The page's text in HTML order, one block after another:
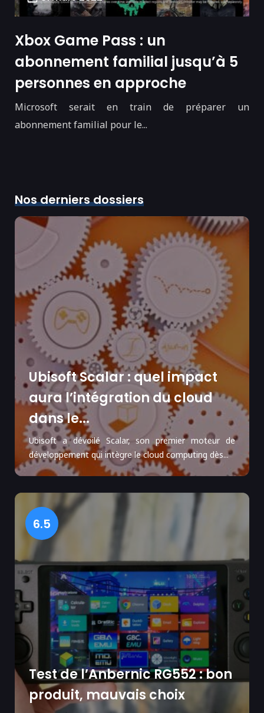
Xbox Game Pass : un
abonnement familial jusqu’à 5
personnes en approche
Microsoft serait en train de préparer un
abonnement familial pour le...
Nos derniers dossiers
Ubisoft Scalar : quel impact
aura l’intégration du cloud
dans le...
Ubisoft a dévoilé Scalar, son premier moteur de
développement qui intègre le cloud computing dès...
6.5
Test de l’Anbernic RG552 : bon
produit, mauvais choix